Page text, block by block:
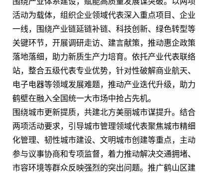
活动为载体，组织企业领域代表深入重点项目、企业
一线，围绕产业链延链补链、科技创新、绿色转型等
关键环节，开展调研走访、建言献策，推动惠企政策
落地落细，助力新质生产力培育。依托产业代表联络
站，整合五级代表专业优势，针对性破解商业航天、
电子电器等领域发展难题，推动产业迭代升级，助力
鹤壁在融入全国统一大市场中抢占先机。
围绕城市更新提质，共建北方美丽城市谋提升。结合
两项活动要求，引导城市管理领域代表聚焦城市精细
化管理、韧性城市建设、文明城市创建等重点，主动
参与议事协商和专项监督，着力推动解决交通拥堵、
市容环境等群众反映强烈的突出问题。推广鹤山区建